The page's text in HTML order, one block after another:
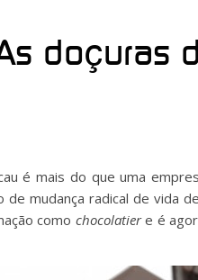
doçuras
é mais do que uma
de mudança radical de vida
como chocolatiere é